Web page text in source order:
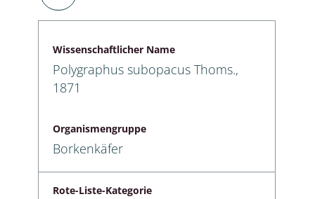
Wissenschaftlicher Name
Polygraphus subopacus Thoms.,
1871
Organismengruppe
Borkenkäfer
Rote-Liste-Kategorie